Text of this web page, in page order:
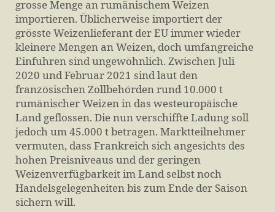
grosse Menge an rumänischem Weizen
importieren. Üblicherweise importiert der
grösste Weizenlieferant der EU immer wieder
kleinere Mengen an Weizen, doch umfangreiche
Einfuhren sind ungewöhnlich. Zwischen Juli
2020 und Februar 2021 sind laut den
französischen Zollbehörden rund 10.000 t
rumänischer Weizen in das westeuropäische
Land geflossen. Die nun verschiffte Ladung soll
jedoch um 45.000 t betragen. Marktteilnehmer
vermuten, dass Frankreich sich angesichts des
hohen Preisniveaus und der geringen
Weizenverfügbarkeit im Land selbst noch
Handelsgelegenheiten bis zum Ende der Saison
sichern will.